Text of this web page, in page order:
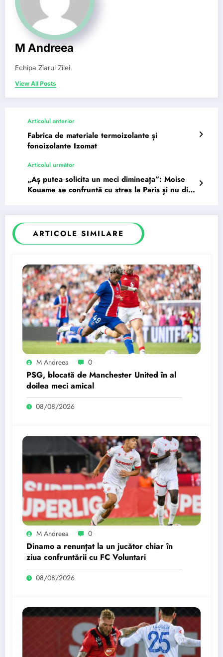
M Andreea
Echipa Ziarul Zilei
View All Posts
Articolul anterior
Fabrica de materiale termoizolante și
fonoizolante Izomat
Articolul următor
„Aș putea solicita un meci dimineața”: Moise
Kouame se confruntă cu stres la Paris și nu din
ARTICOLE SIMILARE
M Andreea 0
PSG, blocată de Manchester United în al
doilea meci amical
08/08/2026
M Andreea 0
Dinamo a renunțat la un jucător chiar în
ziua confruntării cu FC Voluntari
08/08/2026